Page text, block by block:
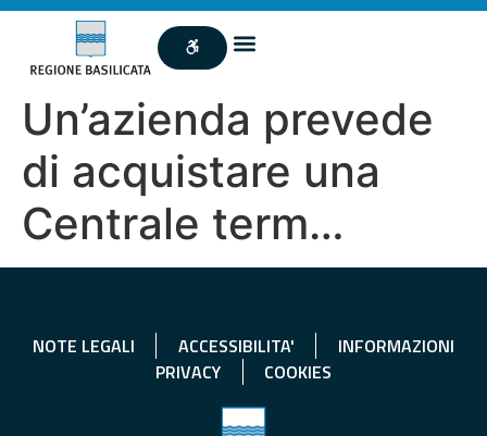
Un’azienda prevede
di acquistare una
Centrale term…
NOTE LEGALI ACCESSIBILITA'
INFORMAZIONI
PRIVACY
COOKIES